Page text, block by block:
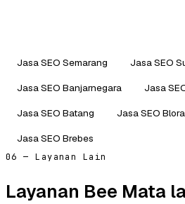
Jasa SEO Semarang
Jasa SEO
Jasa SEO Banjarnegara
Jasa
Jasa SEO Batang
Jasa SEO Blora
Jasa SEO Brebes
06 — Layanan Lain
Layanan Bee Mata